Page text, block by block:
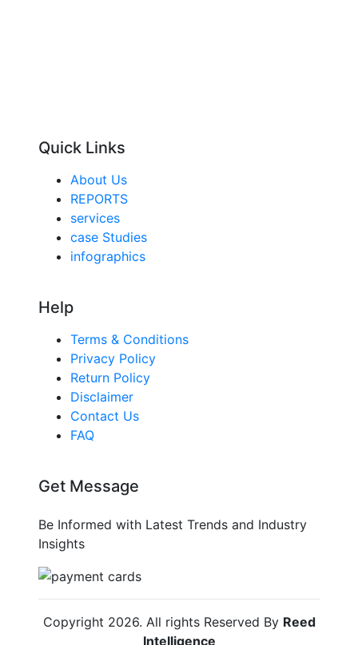
Quick Links
About Us
REPORTS
services
case Studies
infographics
Help
Terms & Conditions
Privacy Policy
Return Policy
Disclaimer
Contact Us
FAQ
Get Message
Be Informed with Latest Trends and Industry
Insights
Copyright 2026. All rights Reserved By Reed
Intelligence